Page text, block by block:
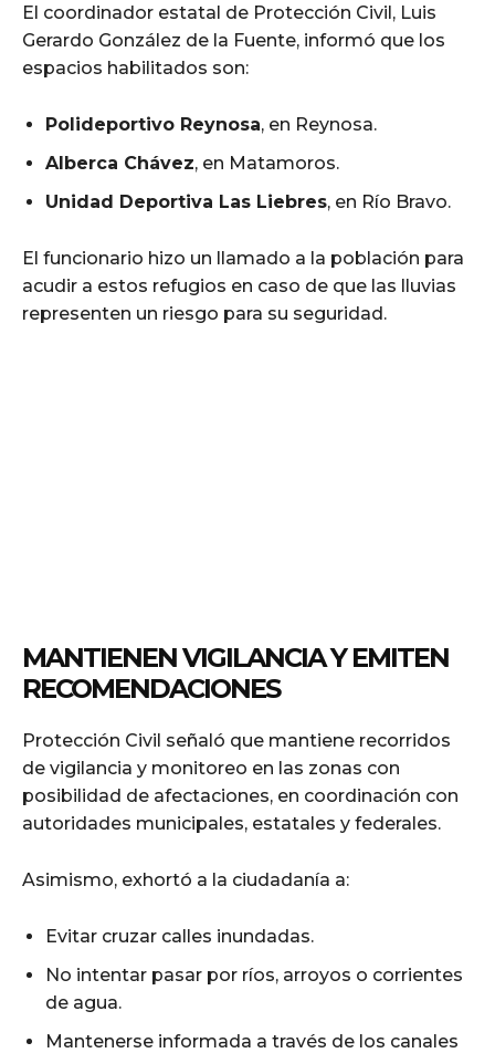
El coordinador estatal de Protección Civil, Luis
Gerardo González de la Fuente, informó que los
espacios habilitados son:
Polideportivo Reynosa, en Reynosa.
Alberca Chávez, en Matamoros.
Unidad Deportiva Las Liebres, en Río Bravo.
El funcionario hizo un llamado a la población para
acudir a estos refugios en caso de que las lluvias
representen un riesgo para su seguridad.
MANTIENEN VIGILANCIA Y EMITEN
RECOMENDACIONES
Protección Civil señaló que mantiene recorridos
de vigilancia y monitoreo en las zonas con
posibilidad de afectaciones, en coordinación con
autoridades municipales, estatales y federales.
Asimismo, exhortó a la ciudadanía a:
Evitar cruzar calles inundadas.
No intentar pasar por ríos, arroyos o corrientes
de agua.
Mantenerse informada a través de los canales